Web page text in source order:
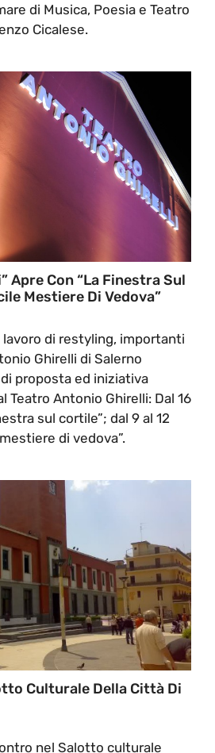
di Musica, Poesia e Teatro
Cicalese.
Apre Con “La Finestra Sul
Mestiere Di Vedova”
lavoro di restyling, importanti
Ghirelli di Salerno
proposta ed iniziativa
Teatro Antonio Ghirelli: Dal 16
sul cortile”; dal 9 al 12
di vedova”.
Culturale Della Città Di
nel Salotto culturale